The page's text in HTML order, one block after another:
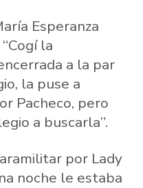
Esperanza
la
a la par
la puse a
Pacheco, pero
a buscarla”.
por Lady
noche le estaba